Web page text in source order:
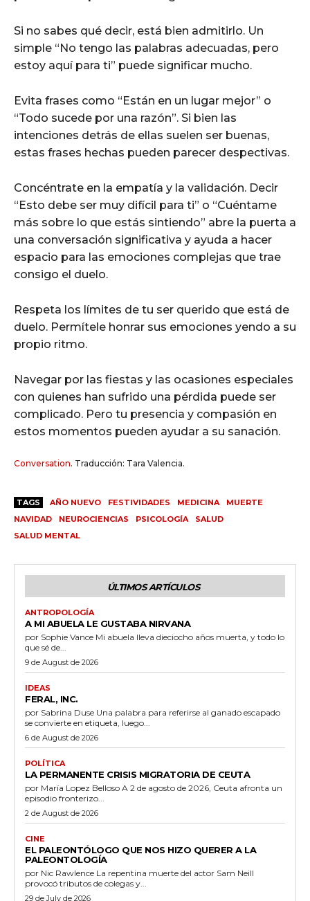
Si no sabes qué decir, está bien admitirlo. Un
simple “No tengo las palabras adecuadas, pero
estoy aquí para ti” puede significar mucho.
Evita frases como “Están en un lugar mejor” o
“Todo sucede por una razón”. Si bien las
intenciones detrás de ellas suelen ser buenas,
estas frases hechas pueden parecer despectivas.
Concéntrate en la empatía y la validación. Decir
“Esto debe ser muy difícil para ti” o “Cuéntame
más sobre lo que estás sintiendo” abre la puerta a
una conversación significativa y ayuda a hacer
espacio para las emociones complejas que trae
consigo el duelo.
Respeta los límites de tu ser querido que está de
duelo. Permítele honrar sus emociones yendo a su
propio ritmo.
Navegar por las fiestas y las ocasiones especiales
con quienes han sufrido una pérdida puede ser
complicado. Pero tu presencia y compasión en
estos momentos pueden ayudar a su sanación.
Conversation. Traducción: Tara Valencia.
TAGS AÑO NUEVO FESTIVIDADES MEDICINA
MUERTE
NAVIDAD
NEUROCIENCIAS PSICOLOGÍA
SALUD
SALUD MENTAL
ÚLTIMOS ARTÍCULOS
ANTROPOLOGÍA
A MI ABUELA LE GUSTABA NIRVANA
por Sophie Vance Mi abuela lleva dieciocho años muerta, y todo lo
que sé de...
9 de August de 2026
IDEAS
FERAL, INC.
por Sabrina Duse Una palabra para referirse al ganado escapado
se convierte en etiqueta, luego...
6 de August de 2026
POLÍTICA
LA PERMANENTE CRISIS MIGRATORIA DE CEUTA
por María Lopez Belloso A 2 de agosto de 2026, Ceuta afronta un
episodio fronterizo...
2 de August de 2026
CINE
EL PALEONTÓLOGO QUE NOS HIZO QUERER A LA
PALEONTOLOGÍA
por Nic Rawlence La repentina muerte del actor Sam Neill
provocó tributos de colegas y...
29 de July de 2026